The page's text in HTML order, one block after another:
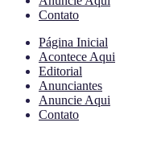
Contato
Página Inicial
Acontece Aqui
Editorial
Anunciantes
Anuncie Aqui
Contato